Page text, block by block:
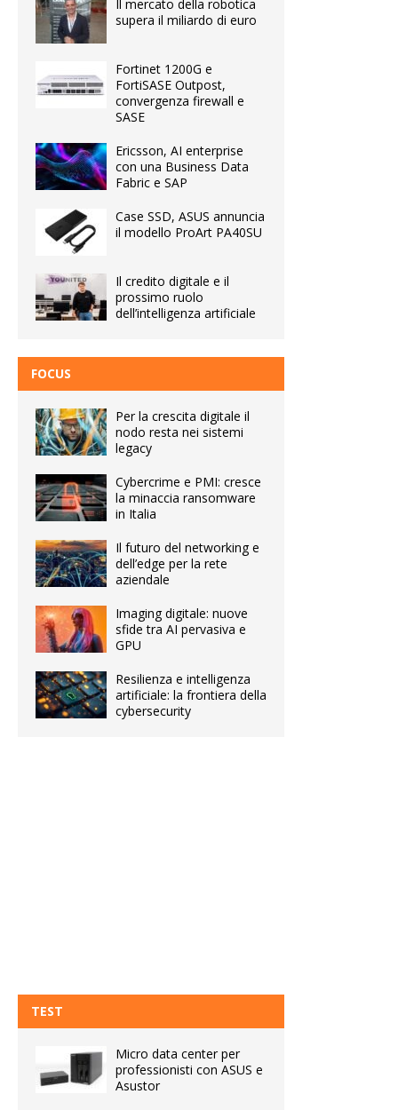
Il mercato della robotica
supera il miliardo di euro
Fortinet 1200G e
FortiSASE Outpost,
convergenza firewall e
SASE
Ericsson, AI enterprise
con una Business Data
Fabric e SAP
Case SSD, ASUS annuncia
il modello ProArt PA40SU
Il credito digitale e il
prossimo ruolo
dell’intelligenza artificiale
FOCUS
Per la crescita digitale il
nodo resta nei sistemi
legacy
Cybercrime e PMI: cresce
la minaccia ransomware
in Italia
Il futuro del networking e
dell’edge per la rete
aziendale
Imaging digitale: nuove
sfide tra AI pervasiva e
GPU
Resilienza e intelligenza
artificiale: la frontiera della
cybersecurity
TEST
Micro data center per
professionisti con ASUS e
Asustor